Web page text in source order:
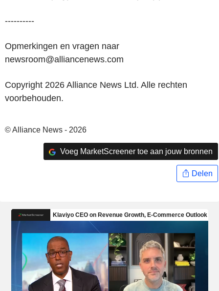
----------
Opmerkingen en vragen naar
newsroom@alliancenews.com
Copyright 2026 Alliance News Ltd. Alle rechten
voorbehouden.
© Alliance News - 2026
Voeg MarketScreener toe aan jouw bronnen
Delen